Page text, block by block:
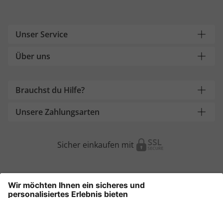
Unser Service
Über uns
Brauchst du Hilfe?
Unsere Zahlungsarten
Sicher einkaufen mit
Weitere Onlineshops